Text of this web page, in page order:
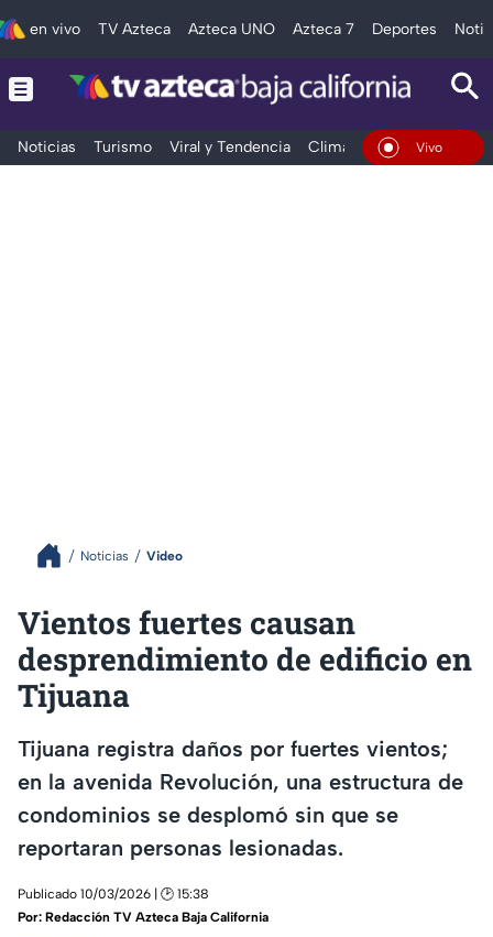
en vivo TV Azteca Azteca UNO Azteca 7 Deportes
Noticias Turismo Viral y Tendencia Clima Deportes
En Vivo
Noticias Video
Vientos fuertes causan
desprendimiento de edificio en
Tijuana
Tijuana registra daños por fuertes vientos;
en la avenida Revolución, una estructura de
condominios se desplomó sin que se
reportaran personas lesionadas.
Publicado 10/03/2026 | 🕑 15:38
Por: Redacción TV Azteca Baja California